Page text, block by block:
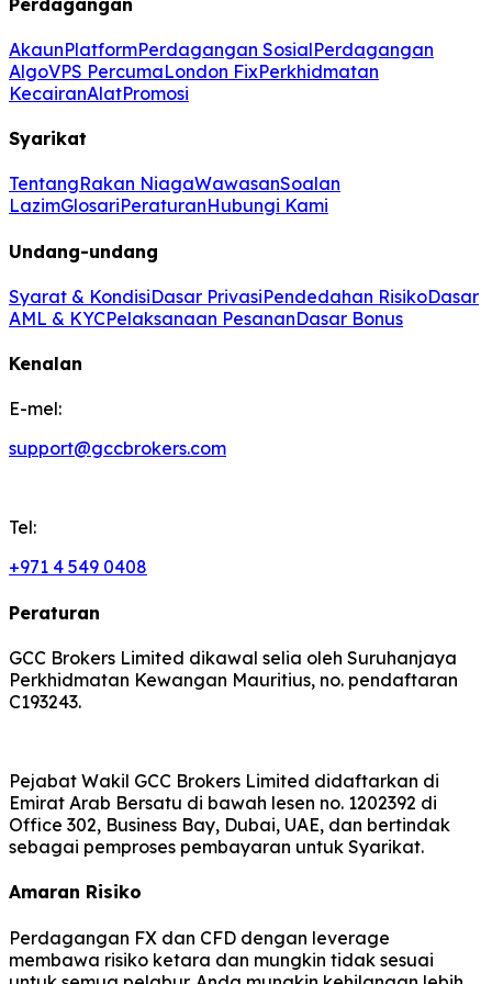
AkaunPlatformPerdagangan SosialPerdagangan
AlgoVPS PercumaLondon FixPerkhidmatan
KecairanAlatPromosi
Syarikat
TentangRakan NiagaWawasanSoalan
LazimGlosariPeraturanHubungi Kami
Undang-undang
Syarat & KondisiDasar PrivasiPendedahan RisikoDasar
AML & KYCPelaksanaan PesananDasar Bonus
Kenalan
E-mel:
support@gccbrokers.com
Tel:
+971 4 549 0408
Peraturan
GCC Brokers Limited dikawal selia oleh Suruhanjaya
Perkhidmatan Kewangan Mauritius, no. pendaftaran
C193243.
Pejabat Wakil GCC Brokers Limited didaftarkan di
Emirat Arab Bersatu di bawah lesen no. 1202392 di
Office 302, Business Bay, Dubai, UAE, dan bertindak
sebagai pemproses pembayaran untuk Syarikat.
Amaran Risiko
Perdagangan FX dan CFD dengan leverage
membawa risiko ketara dan mungkin tidak sesuai